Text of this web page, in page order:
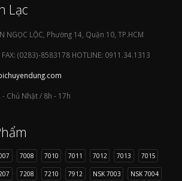
Lạc
NGỌC LỘC, Phường 14, Quận 10, TP.HCM
(0283)-8583178 HOTLINE: 0911.34.1313
- Chủ Nhật / 8h - 17h
7008 7010 7011 7012 7013 7015
7208 7210 7912 NSK 7003 NSK 7004